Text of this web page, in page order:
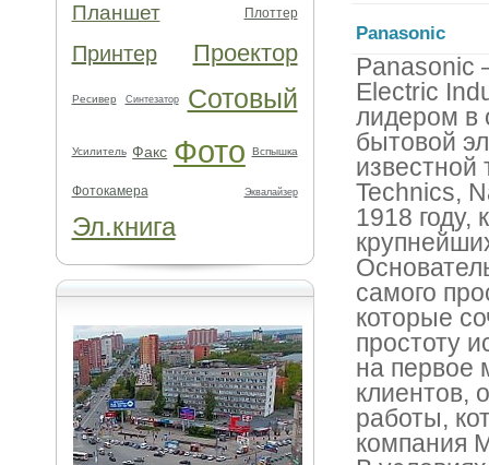
Планшет Плоттер
Принтер Проектор
Ресивер Синтезатор Сотовый
Усилитель Факс Фото Вспышка
Фотокамера Эквалайзер
Эл.книга
Panasonic
Panasonic
Electric
лидером в
бытовой
Technics,
1918 году,
самого
которые
простоту
на первое
клиентов,
работы,
компания